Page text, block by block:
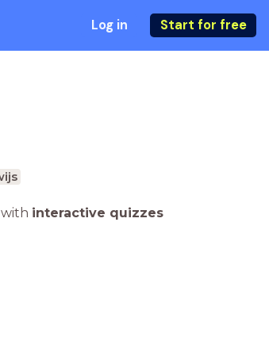
Log in Start for free
with interactive quizzes